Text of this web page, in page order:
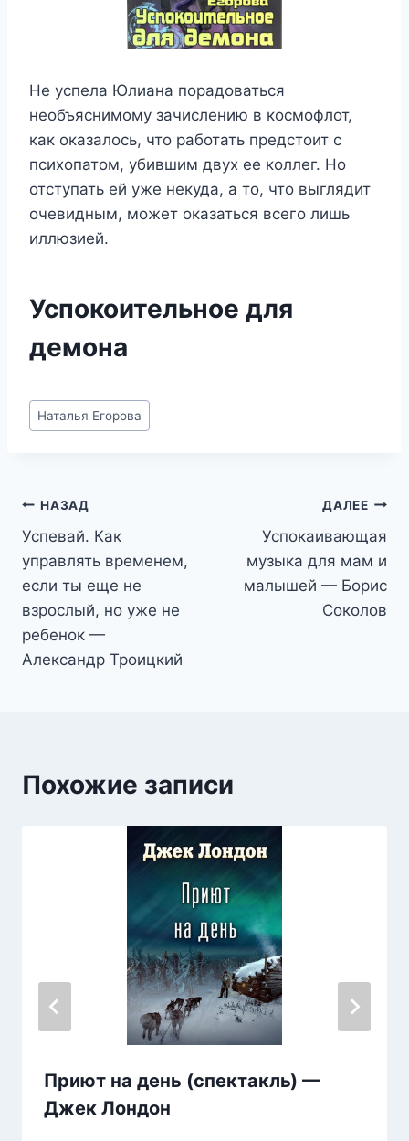
Не успела Юлиана порадоваться
необъяснимому зачислению в космофлот,
как оказалось, что работать предстоит с
психопатом, убившим двух ее коллег. Но
отступать ей уже некуда, а то, что выглядит
очевидным, может оказаться всего лишь
иллюзией.
Успокоительное для
демона
Метки
записи:
Наталья Егорова
Навигация
по
записям
НАЗАД
Успевай. Как
управлять временем,
если ты еще не
взрослый, но уже не
ребенок —
Александр Троицкий
ДАЛЕЕ
Успокаивающая
музыка для мам и
малышей — Борис
Соколов
Похожие записи
Приют на день (спектакль) —
Джек Лондон